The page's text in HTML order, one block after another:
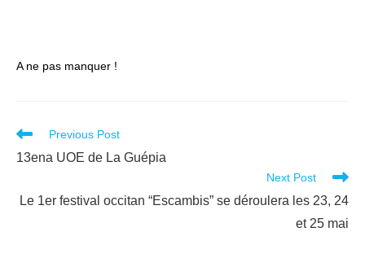
A ne pas manquer !
Read
articles
Previous Post
13ena UOE de La Guépia
Next Post
Le 1er festival occitan “Escambis” se déroulera les 23, 24
et 25 mai